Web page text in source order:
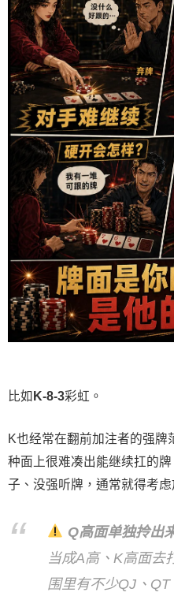
比如 K-8-3彩虹。
K也经常在翻前加注者的强牌
种面上很难凑出能继续扛的
子、没强听牌，通常就得考虑
Q高面单独拎出
当成A高、K高面去
围里有不少QJ、